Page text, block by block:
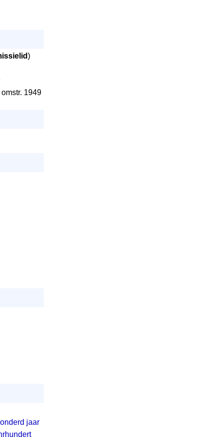
)
omstr. 1949
jaar